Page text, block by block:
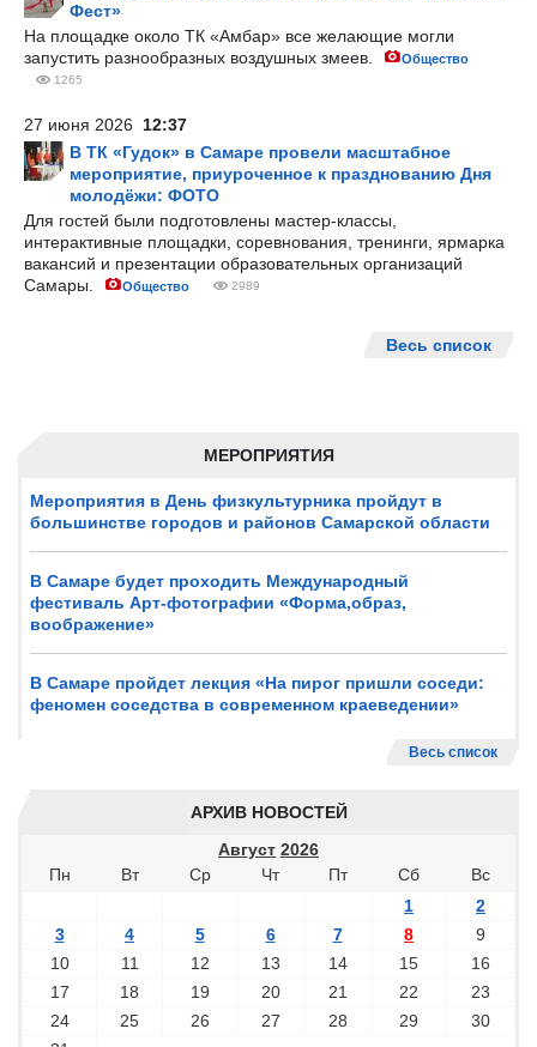
МЕРОПРИЯТИЯ
Мероприятия в День физкультурника пройдут в
большинстве городов и районов Самарской области
В Самаре будет проходить Международный
фестиваль Арт-фотографии «Форма,образ,
воображение»
В Самаре пройдет лекция «На пирог пришли соседи:
феномен соседства в современном краеведении»
Весь список
АРХИВ НОВОСТЕЙ
Август 2026
Пн
Вт Ср Чт Пт Сб
Вс
1
2
3
4 5 6 7 8
9
10
11 12 13 14 15
16
17
18 19 20 21 22
23
24
25 26 27 28 29
30
Фест»
На площадке около ТК «Амбар» все желающие могли
запустить разнообразных воздушных змеев.
Общество
1265
27 июня 2026 12:37
В ТК «Гудок» в Самаре провели масштабное
мероприятие, приуроченное к празднованию Дня
молодёжи: ФОТО
Для гостей были подготовлены мастер-классы,
интерактивные площадки, соревнования, тренинги, ярмарка
вакансий и презентации образовательных организаций
Самары.
Общество 2989
Весь список